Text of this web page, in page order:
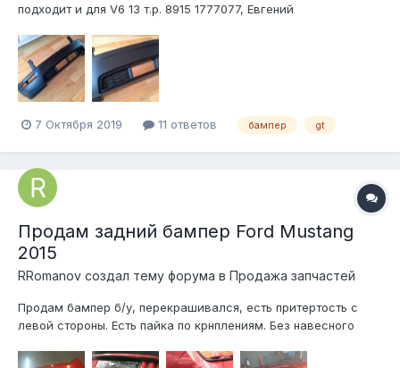
подходит и для V6 13 т.р. 8915 1777077, Евгений
7 Октября 2019 11 ответов бампер gt
Продам задний бампер Ford Mustang
2015
RRomanov создал тему форума в Продажа запчастей
Продам бампер б/у, перекрашивался, есть притертость с
левой стороны. Есть пайка по крнплениям. Без навесного